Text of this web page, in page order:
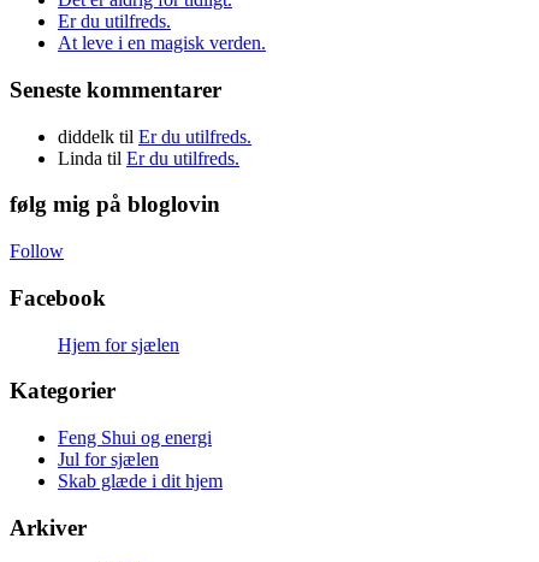
Er du utilfreds.
At leve i en magisk verden.
Seneste kommentarer
diddelk til Er du utilfreds.
Linda til Er du utilfreds.
følg mig på bloglovin
Follow
Facebook
Hjem for sjælen
Kategorier
Feng Shui og energi
Jul for sjælen
Skab glæde i dit hjem
Arkiver